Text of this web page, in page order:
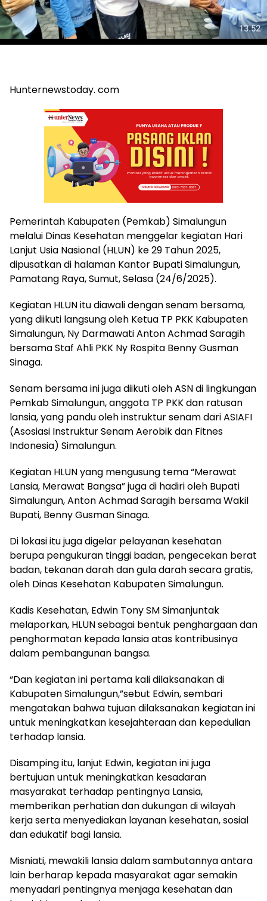
Hunternewstoday. com
Pemerintah Kabupaten (Pemkab) Simalungun
melalui Dinas Kesehatan menggelar kegiatan Hari
Lanjut Usia Nasional (HLUN) ke 29 Tahun 2025,
dipusatkan di halaman Kantor Bupati Simalungun,
Pamatang Raya, Sumut, Selasa (24/6/2025).
Kegiatan HLUN itu diawali dengan senam bersama,
yang diikuti langsung oleh Ketua TP PKK Kabupaten
Simalungun, Ny Darmawati Anton Achmad Saragih
bersama Staf Ahli PKK Ny Rospita Benny Gusman
Sinaga.
Senam bersama ini juga diikuti oleh ASN di lingkungan
Pemkab Simalungun, anggota TP PKK dan ratusan
lansia, yang pandu oleh instruktur senam dari ASIAFI
(Asosiasi Instruktur Senam Aerobik dan Fitnes
Indonesia) Simalungun.
Kegiatan HLUN yang mengusung tema “Merawat
Lansia, Merawat Bangsa” juga di hadiri oleh Bupati
Simalungun, Anton Achmad Saragih bersama Wakil
Bupati, Benny Gusman Sinaga.
Di lokasi itu juga digelar pelayanan kesehatan
berupa pengukuran tinggi badan, pengecekan berat
badan, tekanan darah dan gula darah secara gratis,
oleh Dinas Kesehatan Kabupaten Simalungun.
Kadis Kesehatan, Edwin Tony SM Simanjuntak
melaporkan, HLUN sebagai bentuk penghargaan dan
penghormatan kepada lansia atas kontribusinya
dalam pembangunan bangsa.
“Dan kegiatan ini pertama kali dilaksanakan di
Kabupaten Simalungun,”sebut Edwin, sembari
mengatakan bahwa tujuan dilaksanakan kegiatan ini
untuk meningkatkan kesejahteraan dan kepedulian
terhadap lansia.
Disamping itu, lanjut Edwin, kegiatan ini juga
bertujuan untuk meningkatkan kesadaran
masyarakat terhadap pentingnya Lansia,
memberikan perhatian dan dukungan di wilayah
kerja serta menyediakan layanan kesehatan, sosial
dan edukatif bagi lansia.
Misniati, mewakili lansia dalam sambutannya antara
lain berharap kepada masyarakat agar semakin
menyadari pentingnya menjaga kesehatan dan